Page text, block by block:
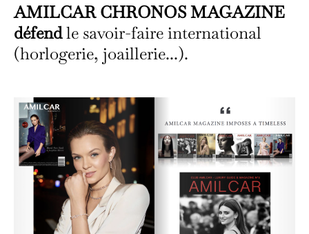
AMILCAR CHRONOS MAGAZINE
défendle savoir-faire international
(horlogerie, joaillerie...).